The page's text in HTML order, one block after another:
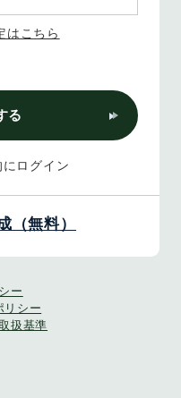
はこちら
る
ログイン
（無料）
ー
リシー
扱基準